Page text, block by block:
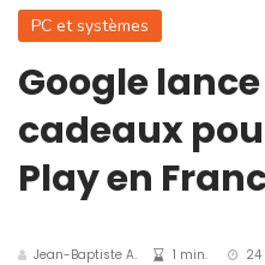
PC et systèmes
Google
cadeaux
Play en
Jean-Baptiste A. 1 min. 24